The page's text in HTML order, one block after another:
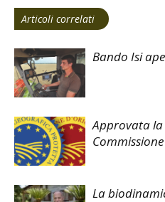
Articoli correlati
Bando Isi
Approvata la
La